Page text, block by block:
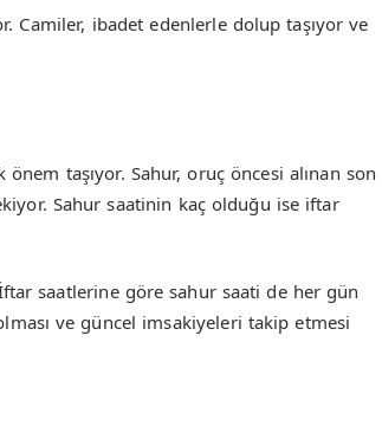
Camiler, ibadet edenlerle dolup taşıyor ve
taşıyor. Sahur, oruç öncesi alınan son
Sahur saatinin kaç olduğu ise iftar
saatlerine göre sahur saati de her gün
ve güncel imsakiyeleri takip etmesi